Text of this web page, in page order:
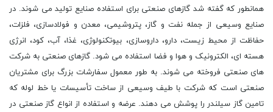
همانطور که گفته شد گازهای صنعتی برای استفاده صنایع تولید می شوند. در
صنایع وسیعی از جمله نفت و گاز، پتروشیمی، معدن و فولادسازی، فلزات،
حفاظت از محیط زیست، دارو، داروسازی، بیوتکنولوژی، غذا، آب، کود، انرژی
هسته ای، الکترونیک و هوا و فضا استفاده می شود. گازهای صنعتی به شرکت
های صنعتی فروخته می شوند. به طور معمول سفارشات بزرگ برای مشتریان
صنعتی است که شرکت با طیف وسیعی از ساخت تأسیسات یا خط لوله که
تامین گاز سیلندر را پوشش می دهند. عرضه و استفاده از انواع گاز صنعتی در